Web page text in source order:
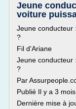
Jeune
voiture
Jeune conducteur
?
Fil d'Ariane
Jeune conducteur
?
Par
Publié Il y a 3 mois
Dernière mise à